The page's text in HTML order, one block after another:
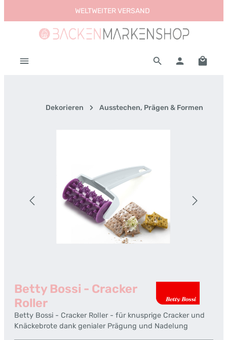
Zum Hauptinhalt springenWELTWEITER VERSAND
Dekorieren Ausstechen, Prägen & Formen
Betty Bossi - Cracker
Roller
Betty Bossi - Cracker Roller - für knusprige Cracker und
Knäckebrote dank genialer Prägung und Nadelung